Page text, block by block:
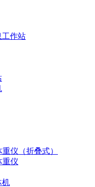
工作站
仪（折叠式）
重仪
机